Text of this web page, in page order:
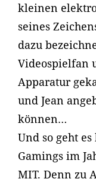
kleinen
seines
dazu
Videospielfan
Apparatur
und Jean
können…
Und so geht
Gamings im
MIT. Denn zu